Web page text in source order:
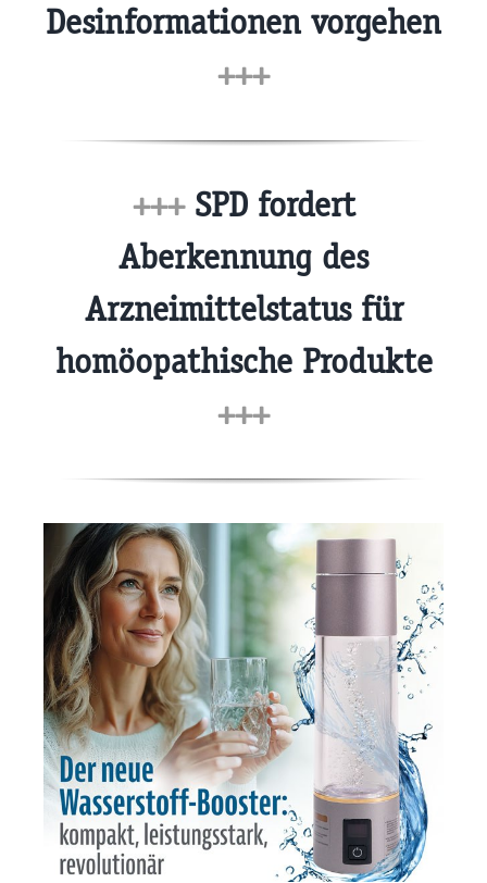
Desinformationen vorgehen
+++
+++SPD fordert
Aberkennung des
Arzneimittelstatus für
homöopathische Produkte
+++